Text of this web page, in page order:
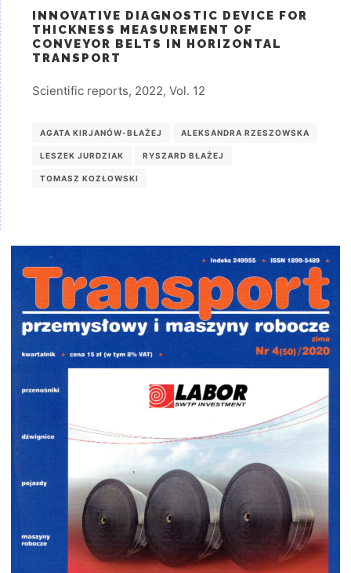
INNOVATIVE DIAGNOSTIC DEVICE FOR
THICKNESS MEASUREMENT OF
CONVEYOR BELTS IN HORIZONTAL
TRANSPORT
Scientific reports, 2022, Vol. 12
AGATA KIRJANÓW-BŁAŻEJ ALEKSANDRA RZESZOWSKA
LESZEK JURDZIAK RYSZARD BŁAŻEJ
TOMASZ KOZŁOWSKI